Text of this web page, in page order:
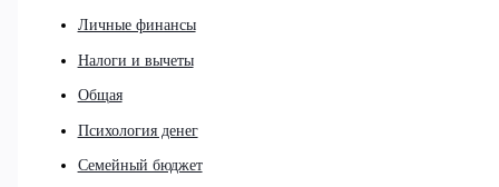
Личные финансы
Налоги и вычеты
Общая
Психология денег
Семейный бюджет